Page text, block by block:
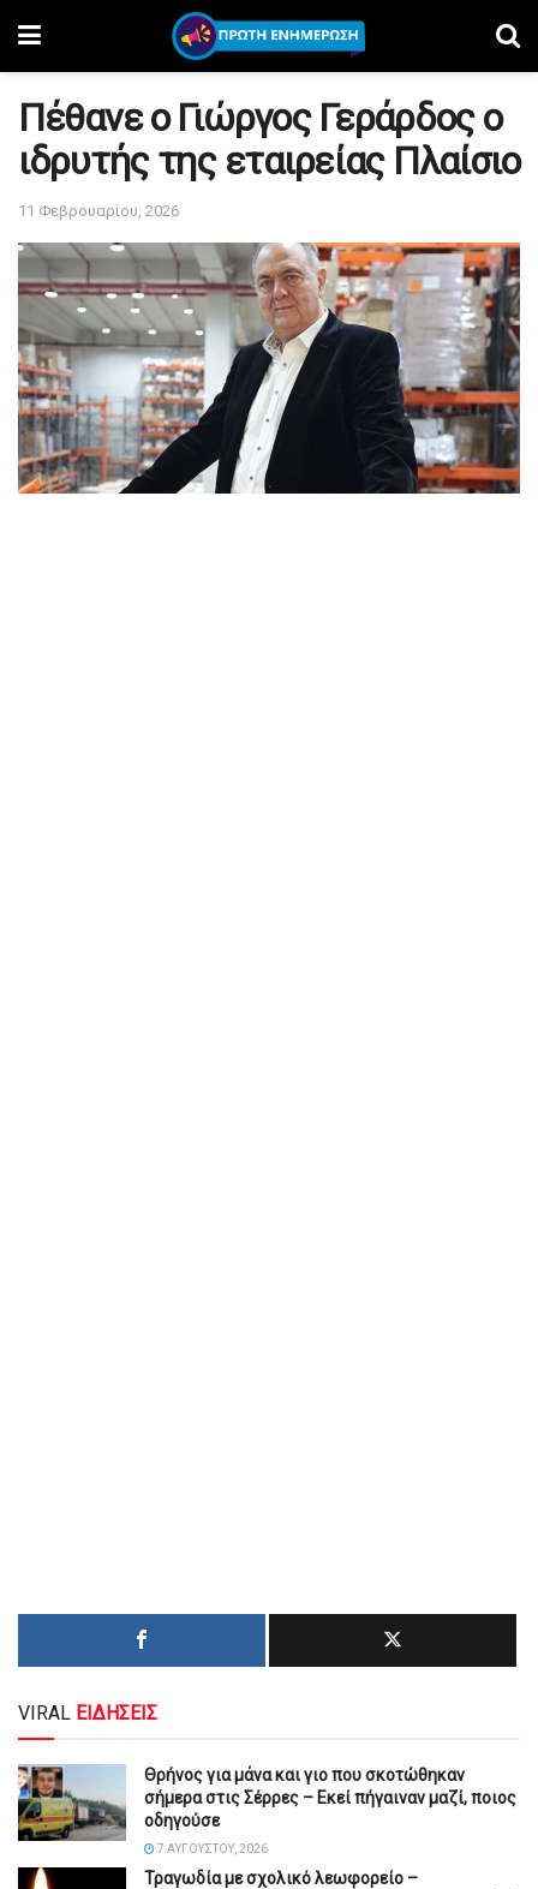
Πέθανε ο Γιώργος Γεράρδος ο
ιδρυτής της εταιρείας Πλαίσιο
11 Φεβρουαρίου, 2026
VIRAL ΕΙΔΗΣΕΙΣ
Θρήνος για μάνα και γιο που σκοτώθηκαν
σήμερα στις Σέρρες – Εκεί πήγαιναν μαζί, ποιος
οδηγούσε
7 ΑΥΓΟΎΣΤΟΥ, 2026
Τραγωδία με σχολικό λεωφορείο –